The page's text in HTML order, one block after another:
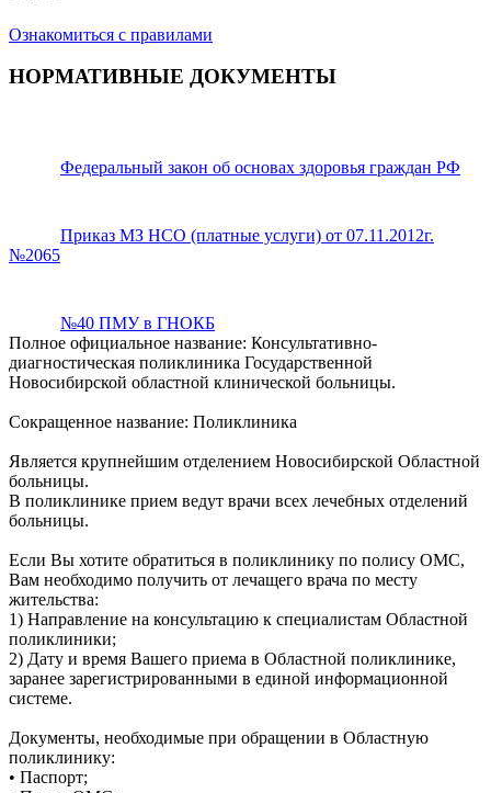
Ознакомиться с правилами
НОРМАТИВНЫЕ ДОКУМЕНТЫ
Федеральный закон об основах здоровья граждан РФ
Приказ МЗ НСО (платные услуги) от 07.11.2012г.
№2065
№40 ПМУ в ГНОКБ
Полное официальное название: Консультативно-
диагностическая поликлиника Государственной
Новосибирской областной клинической больницы.
Сокращенное название: Поликлиника
Является крупнейшим отделением Новосибирской Областной
больницы.
В поликлинике прием ведут врачи всех лечебных отделений
больницы.
Если Вы хотите обратиться в поликлинику по полису ОМС,
Вам необходимо получить от лечащего врача по месту
жительства:
1) Направление на консультацию к специалистам Областной
поликлиники;
2) Дату и время Вашего приема в Областной поликлинике,
заранее зарегистрированными в единой информационной
системе.
Документы, необходимые при обращении в Областную
поликлинику:
• Паспорт;